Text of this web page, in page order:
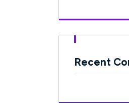
Recent